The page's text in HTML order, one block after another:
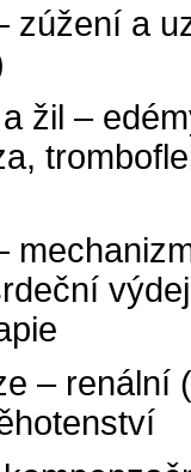
zúžení a
žil –
–